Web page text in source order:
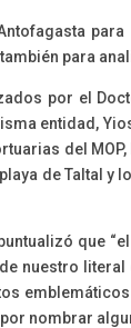
para
por el
entidad,
del
de Taltal y
que
nuestro
nombrar